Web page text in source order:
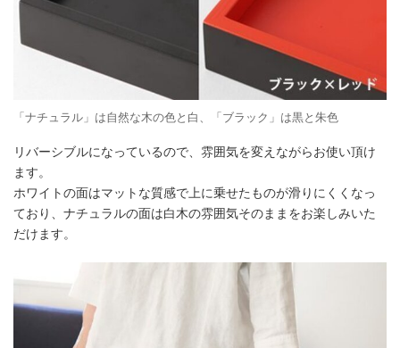
「ナチュラル」は自然な木の色と白、「ブラック」は黒と朱色
リバーシブルになっているので、雰囲気を変えながらお使い頂け
ます。
ホワイトの面はマットな質感で上に乗せたものが滑りにくくなっ
ており、ナチュラルの面は白木の雰囲気そのままをお楽しみいた
だけます。